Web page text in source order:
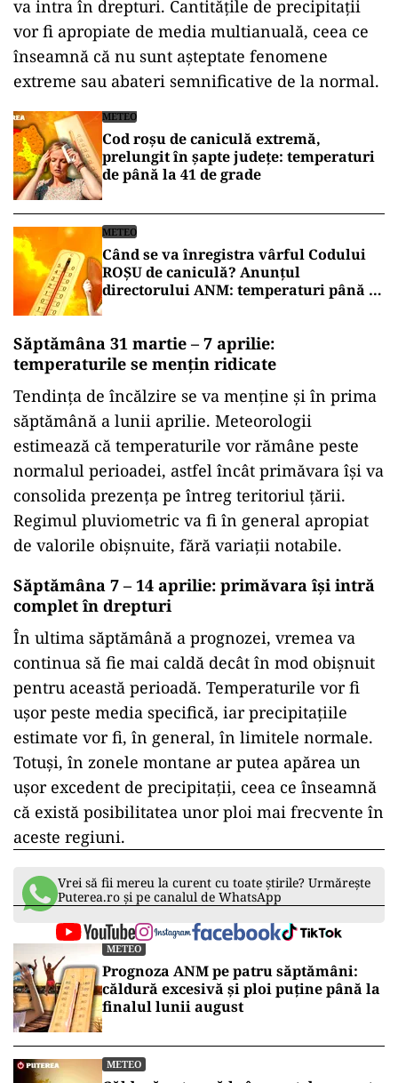
va intra în drepturi. Cantitățile de precipitații
vor fi apropiate de media multianuală, ceea ce
înseamnă că nu sunt așteptate fenomene
extreme sau abateri semnificative de la normal.
METEO
Cod roșu de caniculă extremă,
prelungit în șapte județe: temperaturi
de până la 41 de grade
METEO
Când se va înregistra vârful Codului
ROȘU de caniculă? Anunțul
directorului ANM: temperaturi până la
Săptămâna 31 martie – 7 aprilie:
temperaturile se mențin ridicate
Tendința de încălzire se va menține și în prima
săptămână a lunii aprilie. Meteorologii
estimează că temperaturile vor rămâne peste
normalul perioadei, astfel încât primăvara își va
consolida prezența pe întreg teritoriul țării.
Regimul pluviometric va fi în general apropiat
de valorile obișnuite, fără variații notabile.
Săptămâna 7 – 14 aprilie: primăvara își intră
complet în drepturi
În ultima săptămână a prognozei, vremea va
continua să fie mai caldă decât în mod obișnuit
pentru această perioadă. Temperaturile vor fi
ușor peste media specifică, iar precipitațiile
estimate vor fi, în general, în limitele normale.
Totuși, în zonele montane ar putea apărea un
ușor excedent de precipitații, ceea ce înseamnă
că există posibilitatea unor ploi mai frecvente în
aceste regiuni.
Vrei să fii mereu la curent cu toate știrile? Urmărește
Puterea.ro și pe canalul de WhatsApp
METEO
Prognoza ANM pe patru săptămâni:
căldură excesivă și ploi puține până la
finalul lunii august
METEO